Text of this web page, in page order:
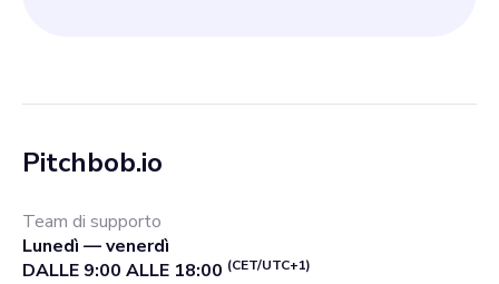
Pitchbob.io
Team di supporto
Lunedì — venerdì
DALLE 9:00 ALLE 18:00 (CET/UTC+1)